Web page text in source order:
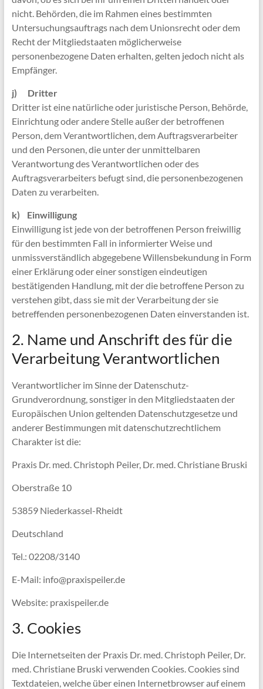
nicht. Behörden, die im Rahmen eines bestimmten
Untersuchungsauftrags nach dem Unionsrecht oder dem
Recht der Mitgliedstaaten möglicherweise
personenbezogene Daten erhalten, gelten jedoch nicht als
Empfänger.
j) Dritter
Dritter ist eine natürliche oder juristische Person, Behörde,
Einrichtung oder andere Stelle außer der betroffenen
Person, dem Verantwortlichen, dem Auftragsverarbeiter
und den Personen, die unter der unmittelbaren
Verantwortung des Verantwortlichen oder des
Auftragsverarbeiters befugt sind, die personenbezogenen
Daten zu verarbeiten.
k) Einwilligung
Einwilligung ist jede von der betroffenen Person freiwillig
für den bestimmten Fall in informierter Weise und
unmissverständlich abgegebene Willensbekundung in Form
einer Erklärung oder einer sonstigen eindeutigen
bestätigenden Handlung, mit der die betroffene Person zu
verstehen gibt, dass sie mit der Verarbeitung der sie
betreffenden personenbezogenen Daten einverstanden ist.
2. Name und Anschrift des für die
Verarbeitung Verantwortlichen
Verantwortlicher im Sinne der Datenschutz-
Grundverordnung, sonstiger in den Mitgliedstaaten der
Europäischen Union geltenden Datenschutzgesetze und
anderer Bestimmungen mit datenschutzrechtlichem
Charakter ist die:
Praxis Dr. med. Christoph Peiler, Dr. med. Christiane Bruski
Oberstraße 10
53859 Niederkassel-Rheidt
Deutschland
Tel.: 02208/3140
E-Mail: info@praxispeiler.de
Website: praxispeiler.de
3. Cookies
Die Internetseiten der Praxis Dr. med. Christoph Peiler, Dr.
med. Christiane Bruski verwenden Cookies. Cookies sind
Textdateien, welche über einen Internetbrowser auf einem